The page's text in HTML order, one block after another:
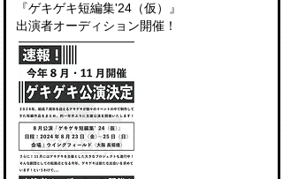
『ゲキゲキ短編集'24（仮）』
​出演者オーディション開催！